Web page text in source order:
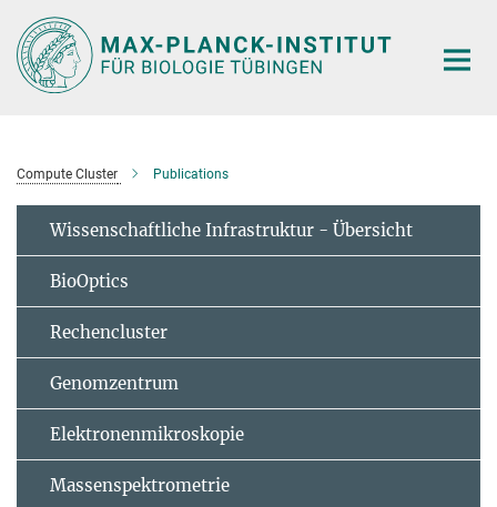
Hauptinhalt
Compute Cluster Publications
Wissenschaftliche Infrastruktur - Übersicht
BioOptics
Rechencluster
Genomzentrum
Elektronenmikroskopie
Massenspektrometrie